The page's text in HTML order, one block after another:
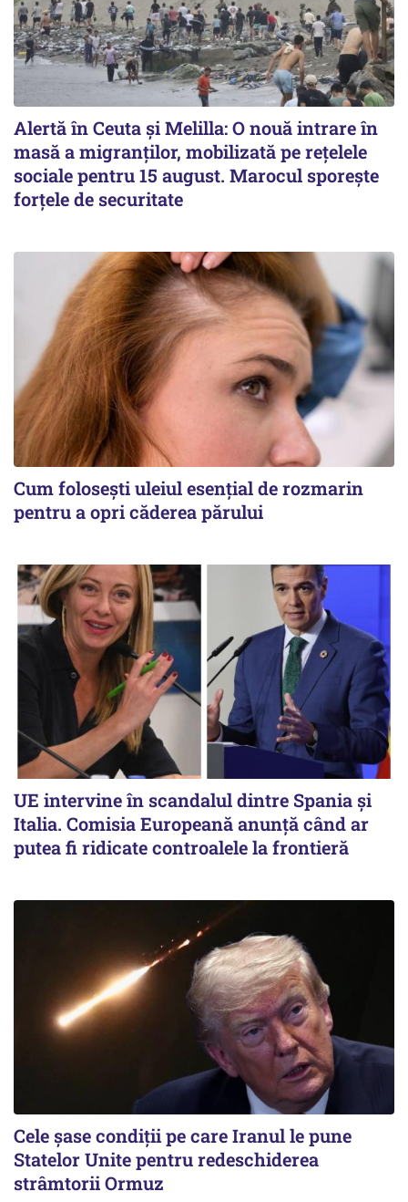
Alertă în Ceuta și Melilla: O nouă intrare în
masă a migranților, mobilizată pe rețelele
sociale pentru 15 august. Marocul sporește
forțele de securitate
Cum folosești uleiul esențial de rozmarin
pentru a opri căderea părului
UE intervine în scandalul dintre Spania și
Italia. Comisia Europeană anunță când ar
putea fi ridicate controalele la frontieră
Cele șase condiții pe care Iranul le pune
Statelor Unite pentru redeschiderea
strâmtorii Ormuz